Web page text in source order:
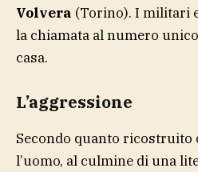
Volvera (Torino). I militari
la chiamata al numero
casa.
L’aggressione
Secondo quanto ricostruito
l’uomo, al culmine di una